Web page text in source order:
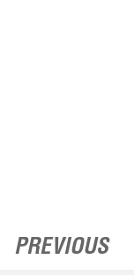
PREVIOUS